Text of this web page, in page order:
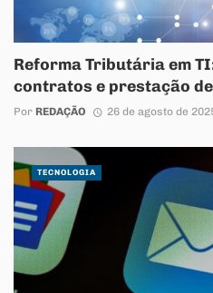
Reforma Tributária em
contratos e prestação
Por REDAÇÃO 26 de agosto de
TECNOLOGIA